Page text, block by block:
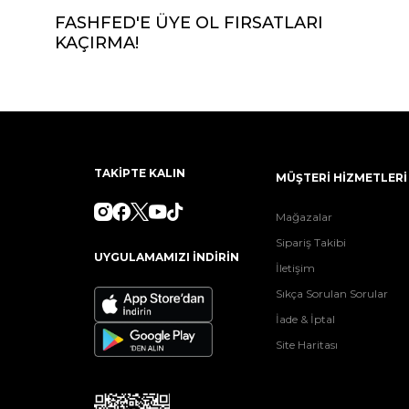
FASHFED'E ÜYE OL FIRSATLARI
KAÇIRMA!
TAKİPTE KALIN
UYGULAMAMIZI İNDİRİN
MÜŞTERİ HİZMETLERİ
Mağazalar
Sipariş Takibi
İletişim
Sıkça Sorulan Sorular
İade & İptal
Site Haritası